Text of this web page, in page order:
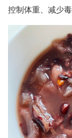
控制体重、减少毒